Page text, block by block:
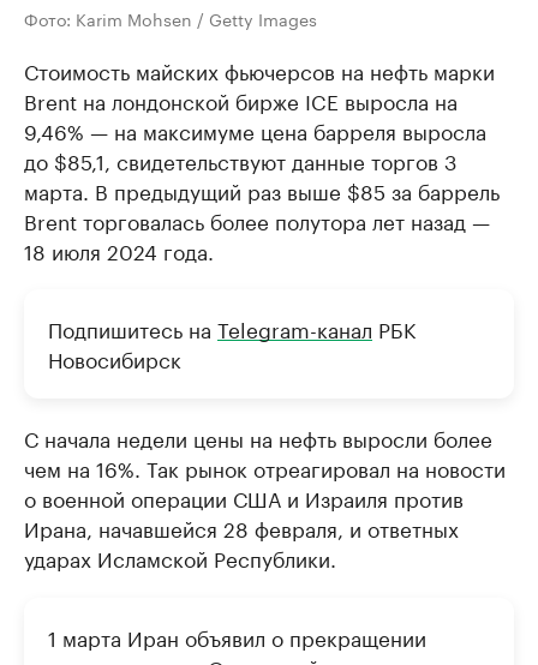
Фото: Karim Mohsen / Getty Images
Стоимость майских фьючерсов на нефть марки
Brent на лондонской бирже ICE выросла на
9,46% — на максимуме цена барреля выросла
до $85,1, свидетельствуют данные торгов 3
марта. В предыдущий раз выше $85 за баррель
Brent торговалась более полутора лет назад —
18 июля 2024 года.
Подпишитесь на Telegram-канал РБК
Новосибирск
С начала недели цены на нефть выросли более
чем на 16%. Так рынок отреагировал на новости
о военной операции США и Израиля против
Ирана, начавшейся 28 февраля, и ответных
ударах Исламской Республики.
1 марта Иран объявил о прекращении